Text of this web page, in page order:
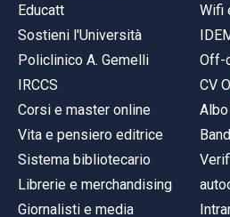
Educatt
Sostieni l'Università
Policlinico A. Gemelli
IRCCS
Corsi e master online
Vita e pensiero editrice
Sistema bibliotecario
Librerie e merchandising
Giornalisti e media
Wifi
Off-
CV